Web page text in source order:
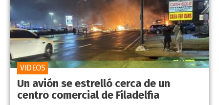
Un avión se estrelló cerca de un
centro comercial de Filadelfia
VIDEOS